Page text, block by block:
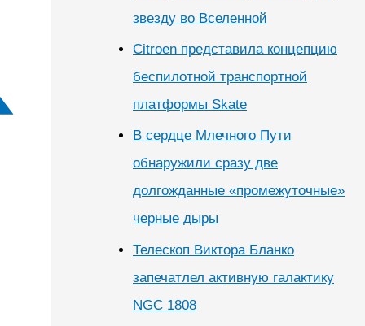
звезду во Вселенной
Citroen представила концепцию
беспилотной транспортной
платформы Skate
В сердце Млечного Пути
обнаружили сразу две
долгожданные «промежуточные»
черные дыры
Телескоп Виктора Бланко
запечатлел активную галактику
NGC 1808